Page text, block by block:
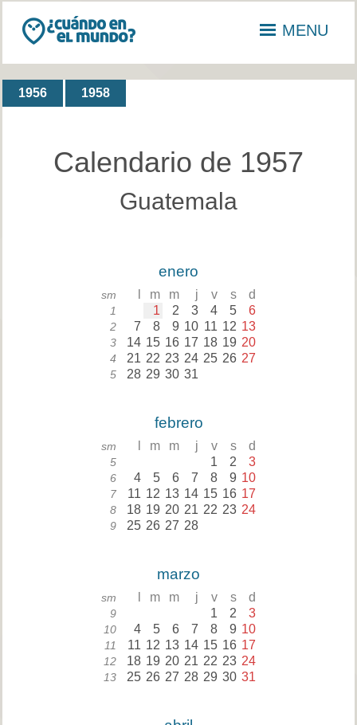
MENU
1956 1958
Calendario de 1957
Guatemala
enero
sm m m j v s d
1 1 2 3 4 5 6
2 7 8 9 10 11 12 13
3 14 15 16 17 18 19 20
4 21 22 23 24 25 26 27
5 28 29 30 31
febrero
sm m m j v s d
5 1 2 3
6 4 5 6 7 8 9 10
7 11 12 13 14 15 16 17
8 18 19 20 21 22 23 24
9 25 26 27 28
marzo
sm m m j v s d
9 1 2 3
10 4 5 6 7 8 9 10
11 11 12 13 14 15 16 17
12 18 19 20 21 22 23 24
13 25 26 27 28 29 30 31